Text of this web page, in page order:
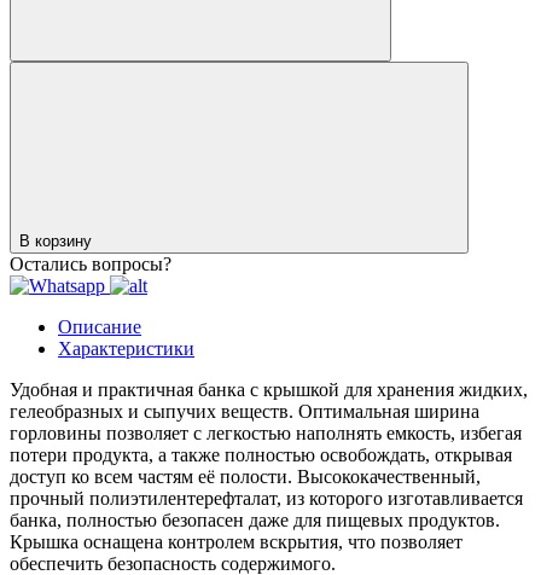
В корзину
Остались вопросы?
Описание
Характеристики
Удобная и практичная банка с крышкой для хранения жидких,
гелеобразных и сыпучих веществ. Оптимальная ширина
горловины позволяет с легкостью наполнять емкость, избегая
потери продукта, а также полностью освобождать, открывая
доступ ко всем частям её полости. Высококачественный,
прочный полиэтилентерефталат, из которого изготавливается
банка, полностью безопасен даже для пищевых продуктов.
Крышка оснащена контролем вскрытия, что позволяет
обеспечить безопасность содержимого.